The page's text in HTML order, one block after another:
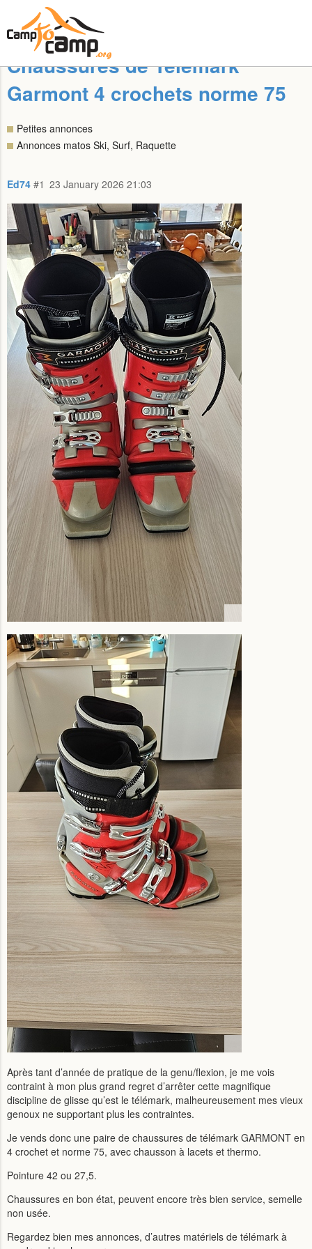
Chaussures de Télémark
Garmont 4 crochets norme 75
Petites annonces
Annonces matos Ski, Surf, Raquette
Ed74 23 January 2026 21:03
#1
Après tant d’année de pratique de la genu/flexion, je me vois
contraint à mon plus grand regret d’arrêter cette magnifique
discipline de glisse qu’est le télémark, malheureusement mes vieux
genoux ne supportant plus les contraintes.
Je vends donc une paire de chaussures de télémark GARMONT en
4 crochet et norme 75, avec chausson à lacets et thermo.
Pointure 42 ou 27,5.
Chaussures en bon état, peuvent encore très bien service, semelle
non usée.
Regardez bien mes annonces, d’autres matériels de télémark à